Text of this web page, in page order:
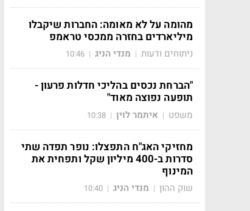
מהומה על לא מאומה: החברות שיקבלו
מיליארדים בחזרה ממכסי טראמפ
ניתוחים ודעות | מנדי הניג |
10:46
"הברחת נכסים בהליכי חדלות פרעון -
תופעה נפוצה מאוד"
משפט | איתמר לוין |
10:38
מחזיקי האג"ח התפצלו: נופר תפדה שתי
סדרות ב-400 מיליון שקל ותפחית את
המינוף
שוק ההון | מנדי הניג |
10:40